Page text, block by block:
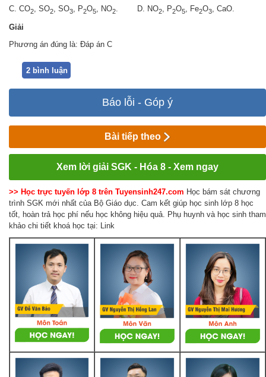
C. CO2 , SO2 , SO3 , P2O5 , NO2 . D. NO2 , P2O5 , Fe2O3 , CaO.
Giải
Phương án đúng là: Đáp án C
2 bình luận
Báo lỗi - Góp ý
Bài tiếp theo
Xem lời giải SGK - Hóa 8 - Xem ngay
>> Học trực tuyến lớp 8 trên Tuyensinh247.com Học bám sát chương
trình SGK mới nhất của Bộ Giáo dục. Cam kết giúp học sinh lớp 8 học
tốt, hoàn trả học phí nếu học không hiệu quả. Phụ huynh và học sinh tham
khảo chi tiết khoá học tại: Link